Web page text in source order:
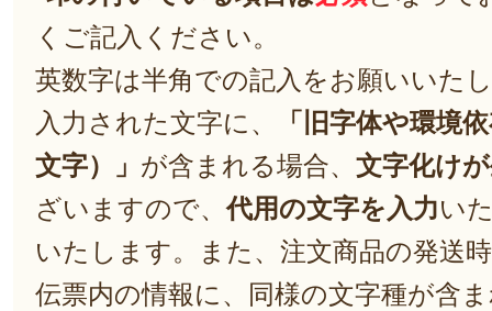
くご記入ください。
英数字は半角での記入をお願いいた
入力された文字に、
「旧字体や環境
文字）」 が含まれる場合、 文字化け
ざいますので、代用の文字を入力い
いたします。また、注文商品の発送
伝票内の情報に、同様の文字種が含